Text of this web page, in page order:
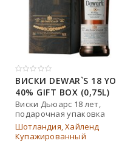
ВИСКИ DEWAR`S 18 YO
40% GIFT BOX (0,75L)
Виски Дьюарс 18 лет,
подарочная упаковка
Шотландия, Хайленд
Купажированный